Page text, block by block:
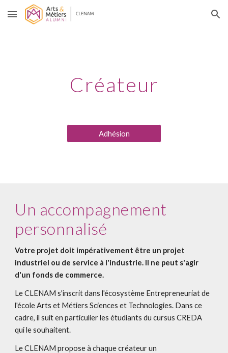
Skip to main content Skip to navigation
Créateur
Adhésion
Un accompagnement
personnalisé
Votre projet doit impérativement être un projet
industriel ou de service à l'industrie. Il ne peut s'agir
d'un fonds de commerce.
Le CLENAM s'inscrit dans l'écosystème Entrepreneuriat de
l'école Arts et Métiers Sciences et Technologies. Dans ce
cadre, il suit en particulier les étudiants du cursus CREDA
qui le souhaitent.
Le CLENAM propose à chaque créateur un